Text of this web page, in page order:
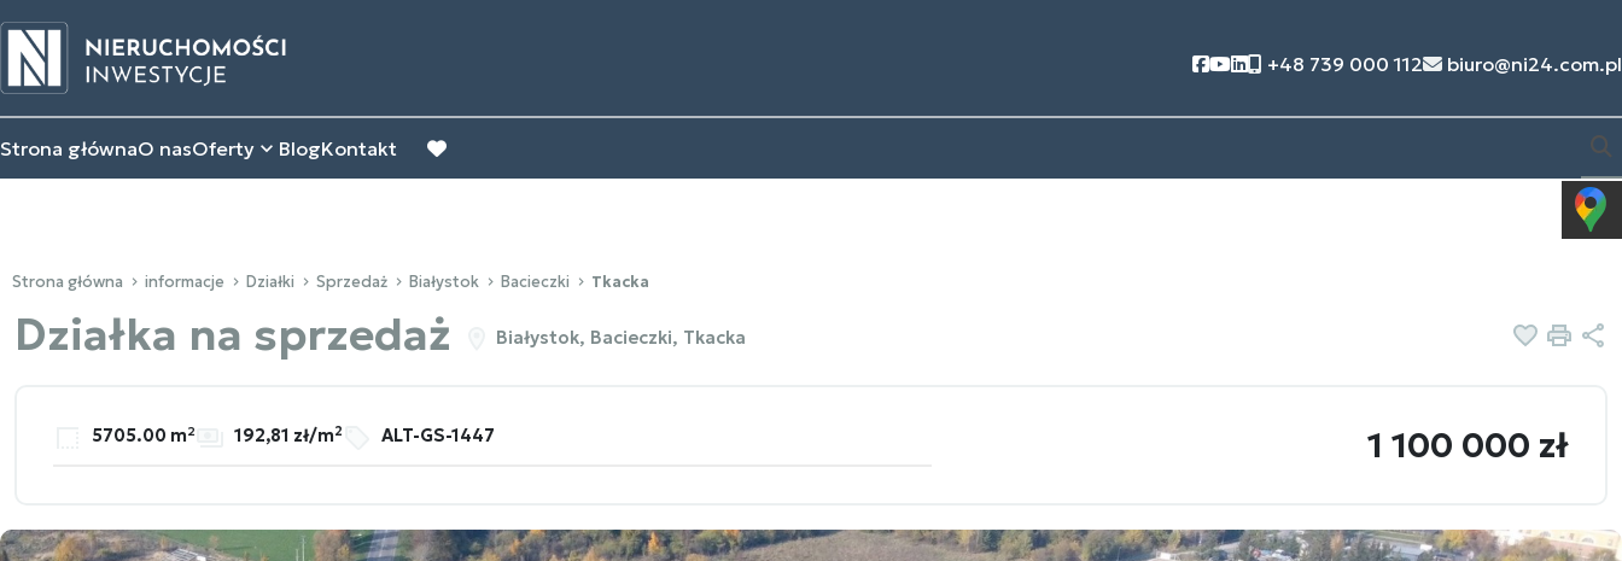
Social link
Social link
Social link
+48 739 000 112 biuro@ni24.com.pl
Strona głównaO nasOferty BlogKontakt
favorite
Strona główna informacje Działki Sprzedaż Białystok Bacieczki Tkacka
Działka na sprzedaż Białystok, Bacieczki, Tkacka Dodaj
5705.00 m² 192,81 zł/m2 ALT-GS-1447 1 100 000 zł